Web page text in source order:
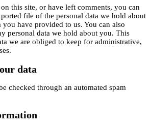
this site, or have left comments, you can
file of the personal data we hold about
have provided to us. You can also
personal data we hold about you. This
we are obliged to keep for administrative,
data
checked through an automated spam